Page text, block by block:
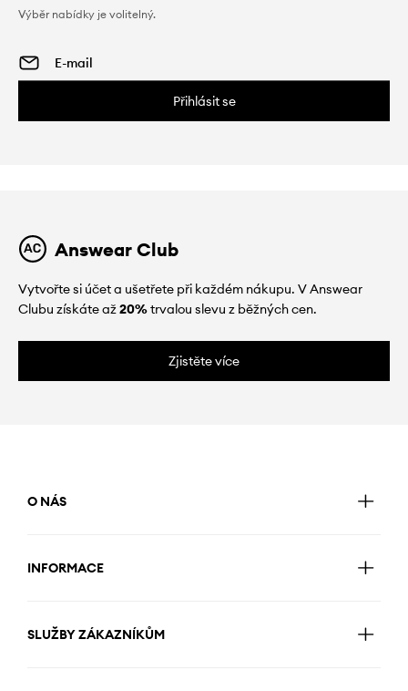
Výběr nabídky je volitelný.
Přihlásit se
Answear Club
Vytvořte si účet a ušetřete při každém nákupu. V Answear
Clubu získáte až20%trvalou slevu z běžných cen.
Zjistěte více
O NÁS
INFORMACE
SLUŽBY ZÁKAZNÍKŮM